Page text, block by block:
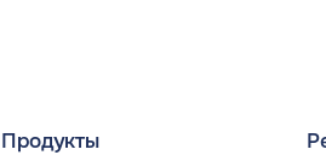
Продукты